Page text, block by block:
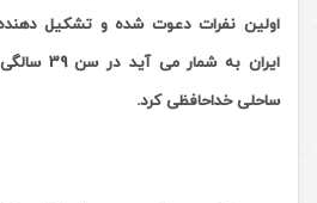
اولین نفرات دعوت شده و تشکیل
ایران به
ساحلی خداحافظی کرد.